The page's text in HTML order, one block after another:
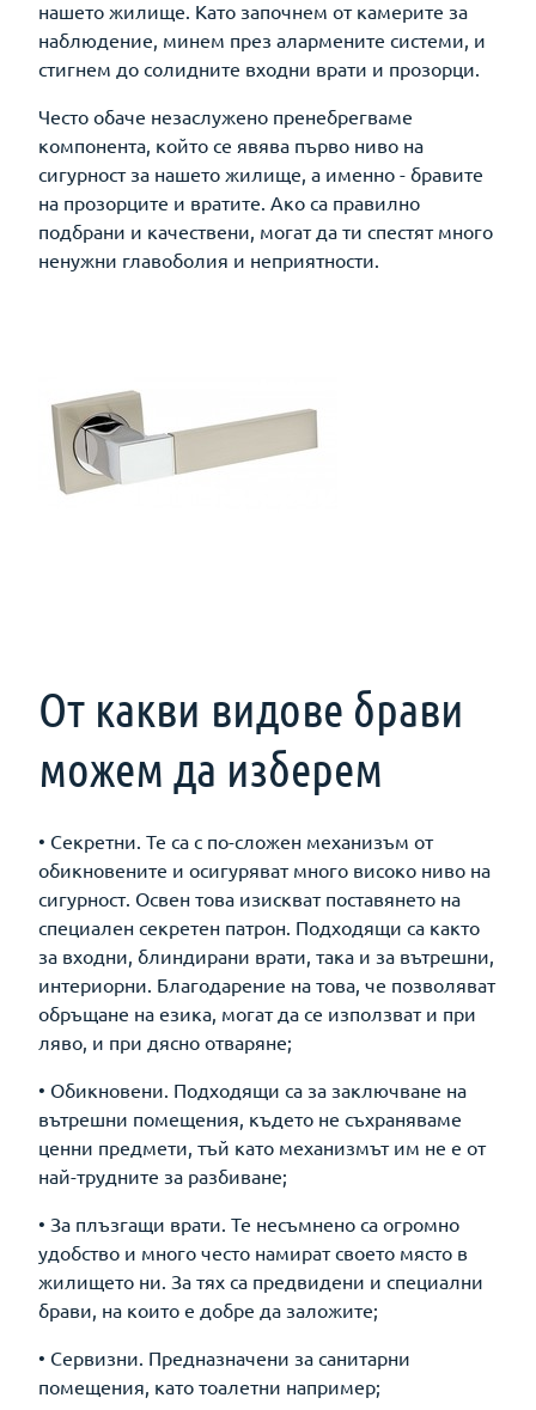
нашето жилище. Като започнем от камерите за
наблюдение, минем през алармените системи, и
стигнем до солидните входни врати и прозорци.
Често обаче незаслужено пренебрегваме
компонента, който се явява първо ниво на
сигурност за нашето жилище, а именно - бравите
на прозорците и вратите. Ако са правилно
подбрани и качествени, могат да ти спестят много
ненужни главоболия и неприятности.
От какви видове брави
можем да изберем
• Секретни. Те са с по-сложен механизъм от
обикновените и осигуряват много високо ниво на
сигурност. Освен това изискват поставянето на
специален секретен патрон. Подходящи са както
за входни, блиндирани врати, така и за вътрешни,
интериорни. Благодарение на това, че позволяват
обръщане на езика, могат да се използват и при
ляво, и при дясно отваряне;
• Обикновени. Подходящи са за заключване на
вътрешни помещения, където не съхраняваме
ценни предмети, тъй като механизмът им не е от
най-трудните за разбиване;
• За плъзгащи врати. Те несъмнено са огромно
удобство и много често намират своето място в
жилището ни. За тях са предвидени и специални
брави, на които е добре да заложите;
• Сервизни. Предназначени за санитарни
помещения, като тоалетни например;